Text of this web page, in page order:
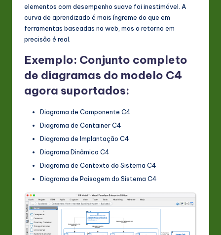
elementos com desempenho suave foi inestimável. A
curva de aprendizado é mais íngreme do que em
ferramentas baseadas na web, mas o retorno em
precisão é real.
Exemplo: Conjunto completo
de diagramas do modelo C4
agora suportados:
Diagrama de Componente C4
Diagrama de Container C4
Diagrama de Implantação C4
Diagrama Dinâmico C4
Diagrama de Contexto do Sistema C4
Diagrama de Paisagem do Sistema C4